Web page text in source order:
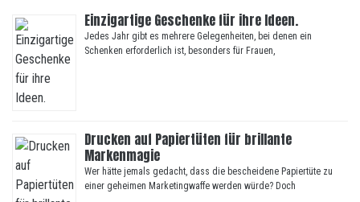
Einzigartige Geschenke für ihre Ideen.
Jedes Jahr gibt es mehrere Gelegenheiten, bei denen ein
Schenken erforderlich ist, besonders für Frauen,
Drucken auf Papiertüten für brillante
Markenmagie
Wer hätte jemals gedacht, dass die bescheidene Papiertüte zu
einer geheimen Marketingwaffe werden würde? Doch